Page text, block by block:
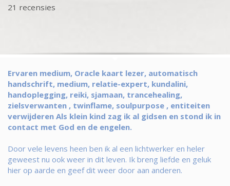
21 recensies
Ervaren medium, Oracle kaart lezer, automatisch
handschrift, medium, relatie-expert, kundalini,
handoplegging, reiki, sjamaan, trancehealing,
zielsverwanten , twinflame, soulpurpose , entiteiten
verwijderen Als klein kind zag ik al gidsen en stond ik in
contact met God en de engelen.
Door vele levens heen ben ik al een lichtwerker en heler
geweest nu ook weer in dit leven. Ik breng liefde en geluk
hier op aarde en geef dit weer door aan anderen.